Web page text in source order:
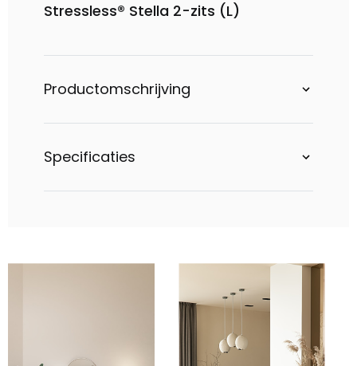
Stressless® Stella 2-zits (L)
Productomschrijving
Specificaties